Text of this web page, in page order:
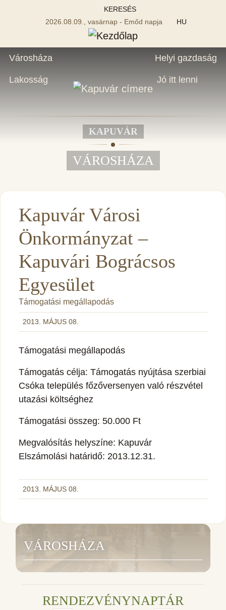
KERESÉS
2026.08.09., vasárnap - Emőd napja
HU
Városháza
Lakosság
Helyi gazdaság
Jó itt lenni
KAPUVÁR
VÁROSHÁZA
Kapuvár Városi
Önkormányzat –
Kapuvári Bográcsos
Egyesület
Támogatási megállapodás
2013. MÁJUS 08.
Támogatási megállapodás
Támogatás célja: Támogatás nyújtása szerbiai
Csóka település főzőversenyen való részvétel
utazási költséghez
Támogatási összeg: 50.000 Ft
Megvalósítás helyszíne: Kapuvár
Elszámolási határidő: 2013.12.31.
2013. MÁJUS 08.
VÁROSHÁZA
RENDEZVÉNYNAPTÁR